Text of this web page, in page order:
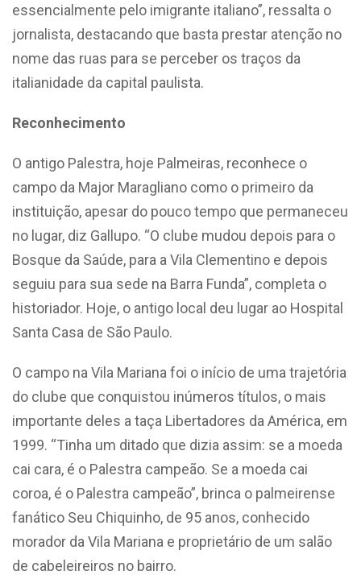
essencialmente pelo imigrante italiano”, ressalta o
jornalista, destacando que basta prestar atenção no
nome das ruas para se perceber os traços da
italianidade da capital paulista.
Reconhecimento
O antigo Palestra, hoje Palmeiras, reconhece o
campo da Major Maragliano como o primeiro da
instituição, apesar do pouco tempo que permaneceu
no lugar, diz Gallupo. “O clube mudou depois para o
Bosque da Saúde, para a Vila Clementino e depois
seguiu para sua sede na Barra Funda”, completa o
historiador. Hoje, o antigo local deu lugar ao Hospital
Santa Casa de São Paulo.
O campo na Vila Mariana foi o início de uma trajetória
do clube que conquistou inúmeros títulos, o mais
importante deles a taça Libertadores da América, em
1999. “Tinha um ditado que dizia assim: se a moeda
cai cara, é o Palestra campeão. Se a moeda cai
coroa, é o Palestra campeão”, brinca o palmeirense
fanático Seu Chiquinho, de 95 anos, conhecido
morador da Vila Mariana e proprietário de um salão
de cabeleireiros no bairro.